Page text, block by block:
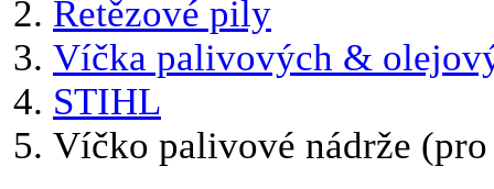
Řetězové pily
Víčka palivových &
STIHL
Víčko palivové nádrže